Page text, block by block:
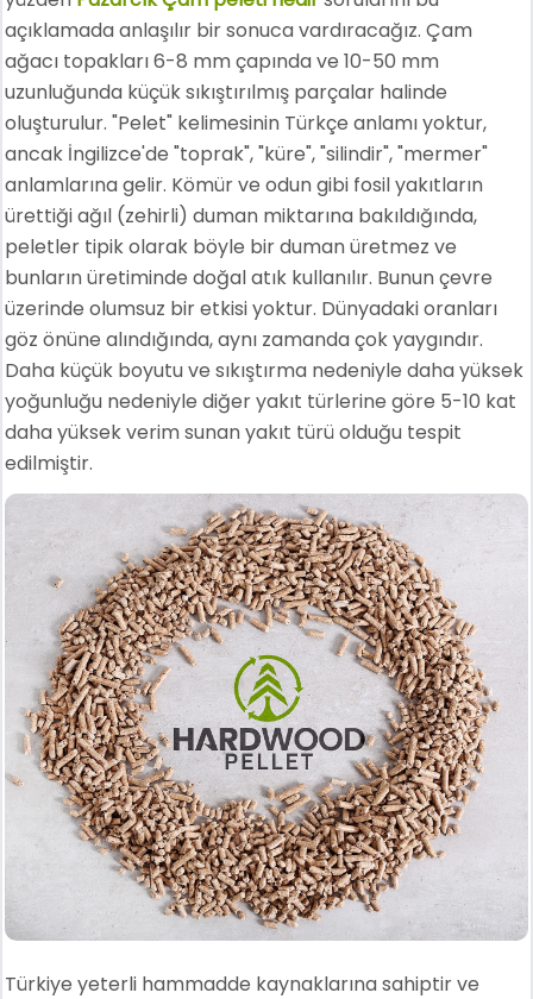
açıklamada anlaşılır bir sonuca vardıracağız. Çam
ağacı topakları 6-8 mm çapında ve 10-50 mm
uzunluğunda küçük sıkıştırılmış parçalar halinde
oluşturulur. "Pelet" kelimesinin Türkçe anlamı yoktur,
ancak İngilizce'de "toprak", "küre", "silindir", "mermer"
anlamlarına gelir. Kömür ve odun gibi fosil yakıtların
ürettiği ağıl (zehirli) duman miktarına bakıldığında,
peletler tipik olarak böyle bir duman üretmez ve
bunların üretiminde doğal atık kullanılır. Bunun çevre
üzerinde olumsuz bir etkisi yoktur. Dünyadaki oranları
göz önüne alındığında, aynı zamanda çok yaygındır.
Daha küçük boyutu ve sıkıştırma nedeniyle daha yüksek
yoğunluğu nedeniyle diğer yakıt türlerine göre 5-10 kat
daha yüksek verim sunan yakıt türü olduğu tespit
edilmiştir.
Türkiye yeterli hammadde kaynaklarına sahiptir ve